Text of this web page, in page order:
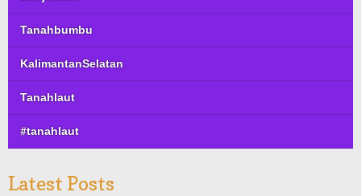
Tanahbumbu
KalimantanSelatan
Tanahlaut
#tanahlaut
Latest Posts